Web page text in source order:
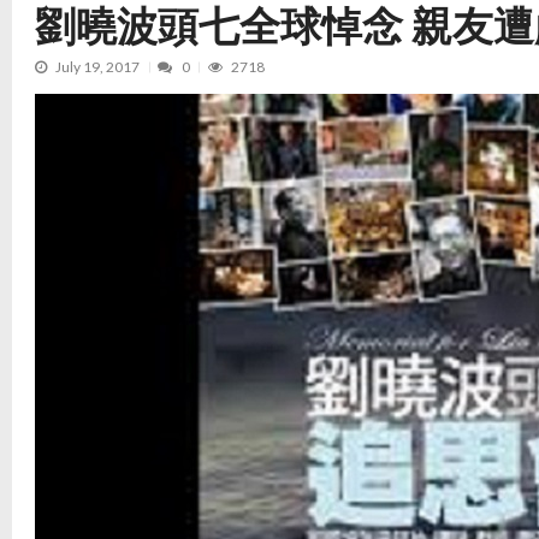
劉曉波頭七全球悼念 親友
July 19, 2017 0 2718